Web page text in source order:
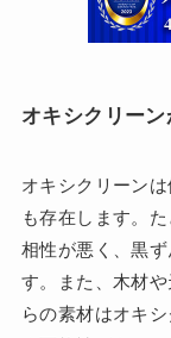
オキシクリー
オキシクリーン
も存在します。
相性が悪く、黒
す。また、木材
らの素材はオキ